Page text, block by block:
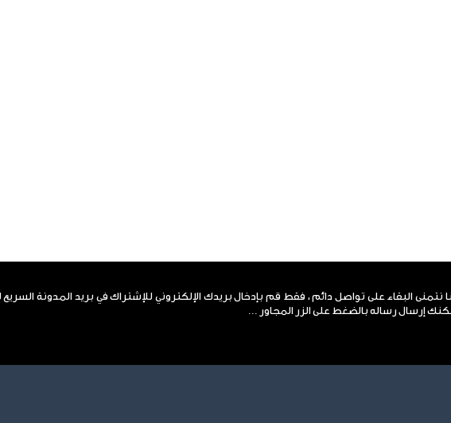
نتمنى البقاء على تواصل دائم ، فقط قم بإدخال بريدك الإلكتروني للإشتراك في بريد المدونة
إرسال رساله بالضغط على الزر المجاور ...